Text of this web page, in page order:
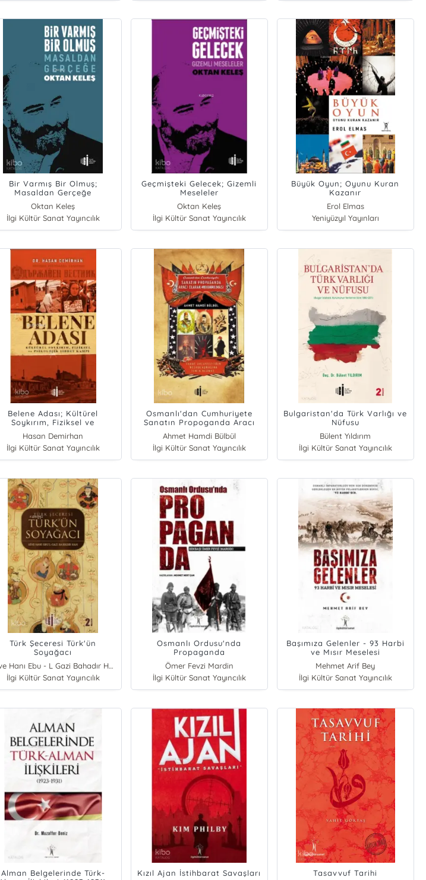
Bir Varmış Bir Olmuş;
Masaldan Gerçeğe
Oktan Keleş
İlgi Kültür Sanat Yayıncılık
Geçmişteki Gelecek; Gizemli
Meseleler
Oktan Keleş
İlgi Kültür Sanat Yayıncılık
Büyük Oyun; Oyunu Kuran
Kazanır
Erol Elmas
Yeniyüzyıl Yayınları
Belene Adası; Kültürel
Soykırım, Fiziksel ve
Psikolojik Şiddet Kampı
Hasan Demirhan
İlgi Kültür Sanat Yayıncılık
Osmanlı'dan Cumhuriyete
Sanatın Propoganda Aracı
Olarak Kullanılması
Ahmet Hamdi Bülbül
İlgi Kültür Sanat Yayıncılık
Bulgaristan'da Türk Varlığı ve
Nüfusu
Bülent Yıldırım
İlgi Kültür Sanat Yayıncılık
Türk Şeceresi Türk'ün
Soyağacı
Hive Hanı Ebu - L Gazi Bahadır Han
İlgi Kültür Sanat Yayıncılık
Osmanlı Ordusu'nda
Propaganda
Ömer Fevzi Mardin
İlgi Kültür Sanat Yayıncılık
Başımıza Gelenler - 93 Harbi
ve Mısır Meselesi
Mehmet Arif Bey
İlgi Kültür Sanat Yayıncılık
Alman Belgelerinde Türk-
Kızıl Ajan İstihbarat Savaşları Tasavvuf Tarihi